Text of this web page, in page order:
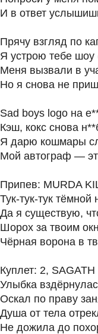
И в ответ
Прячу взгляд по
Я устрою тебе шоу
Меня вызвали в
Но я снова не
Sad boys logo на
Кэш, кокс снова
Я дарю кошмары
Мой автограф —
Припев: MURDA
Тук-тук-тук
Да я существую,
Шорох за твоим
Чёрная ворона в
Куплет: 2, SAGATH
Улыбка
Оскал по праву
Душа от тела
Не дожила до